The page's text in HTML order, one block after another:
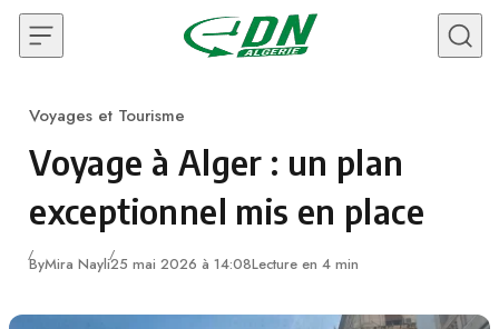
Skip to content
Category
Voyages et Tourisme
Voyage à Alger : un plan
exceptionnel mis en place
ByMira Nayli25 mai 2026 à 14:08Lecture en 4 min